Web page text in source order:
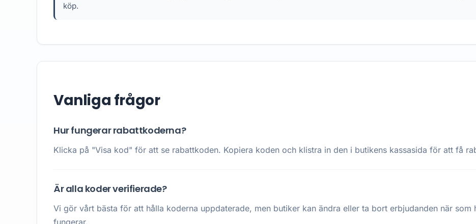
köp.
Vanliga frågor
Hur fungerar rabattkoderna?
Klicka på "Visa kod" för att se rabattkoden. Kopiera koden och klistra in den i butikens kassasida för att få
Är alla koder verifierade?
Vi gör vårt bästa för att hålla koderna uppdaterade, men butiker kan ändra eller ta bort erbjudanden när som
fungerar.